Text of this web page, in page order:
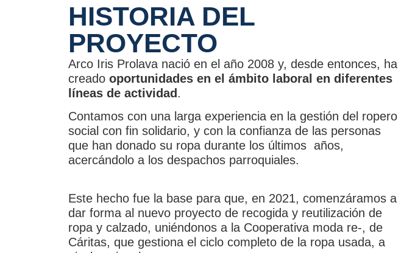
HISTORIA DEL
PROYECTO
Arco Iris Prolava nació en el año 2008 y, desde entonces, ha
creado oportunidades en el ámbito laboral en diferentes
líneas de actividad .
Contamos con una larga experiencia en la gestión del ropero
social con fin solidario, y con la confianza de las personas
que han donado su ropa durante los últimos años,
acercándolo a los despachos parroquiales.
Este hecho fue la base para que, en 2021, comenzáramos a
dar forma al nuevo proyecto de recogida y reutilización de
ropa y calzado, uniéndonos a la Cooperativa moda re-, de
Cáritas, que gestiona el ciclo completo de la ropa usada, a